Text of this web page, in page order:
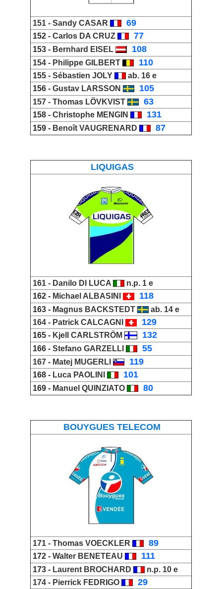
151 - Sandy CASAR 69
152 - Carlos DA CRUZ 77
153 - Bernhard EISEL 108
154 - Philippe GILBERT 110
155 - Sébastien JOLY
ab. 16 e
156 - Gustav LARSSON 105
157 - Thomas LÖVKVIST 63
158 - Christophe MENGIN 131
159 - Benoît VAUGRENARD 87
LIQUIGAS
161 - Danilo DI LUCA
n.p. 1 e
162 - Michael ALBASINI 118
163 - Magnus BACKSTEDT
ab. 14 e
164 - Patrick CALCAGNI 129
165 - Kjell CARLSTRÖM 132
166 - Stefano GARZELLI 55
167 - Matej MUGERLI 119
168 - Luca PAOLINI 101
169 - Manuel QUINZIATO 80
BOUYGUES TELECOM
171 - Thomas VOECKLER 89
172 - Walter BENETEAU 111
173 - Laurent BROCHARD
n.p. 10 e
174 - Pierrick FEDRIGO 29